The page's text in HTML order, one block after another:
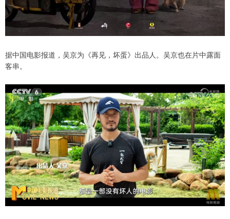
据中国电影报道，吴京为《再见，坏蛋》出品人。吴京也在片中露面
客串。